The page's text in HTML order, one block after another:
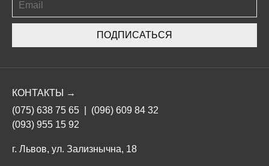
ПОДПИСАТЬСЯ
КОНТАКТЫ →
(075) 638 75 65
(096) 609 84 32
(093) 955 15 92
г. Львов, ул. Зализнычна, 18